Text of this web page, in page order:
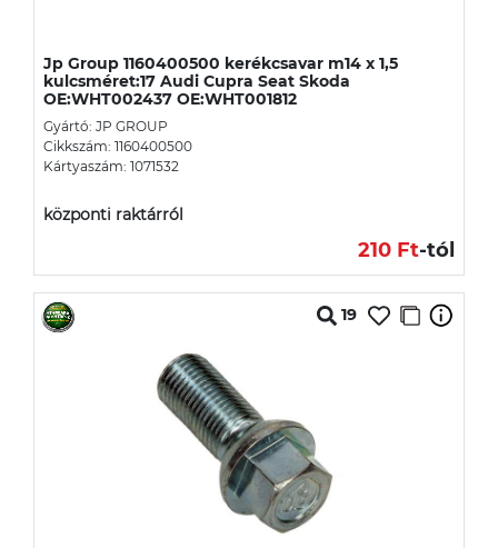
Jp Group 1160400500 kerékcsavar m14 x 1,5
kulcsméret:17 Audi Cupra Seat Skoda
OE:WHT002437 OE:WHT001812
Gyártó: JP GROUP
Cikkszám: 1160400500
Kártyaszám: 1071532
központi raktárról
210 Ft-tól
19